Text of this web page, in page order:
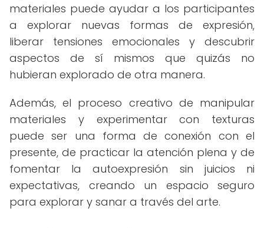
materiales puede ayudar a los participantes
a explorar nuevas formas de expresión,
liberar tensiones emocionales y descubrir
aspectos de sí mismos que quizás no
hubieran explorado de otra manera.
Además, el proceso creativo de manipular
materiales y experimentar con texturas
puede ser una forma de conexión con el
presente, de practicar la atención plena y de
fomentar la autoexpresión sin juicios ni
expectativas, creando un espacio seguro
para explorar y sanar a través del arte.